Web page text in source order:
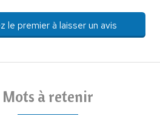
le premier à laisser un avis
Mots à retenir